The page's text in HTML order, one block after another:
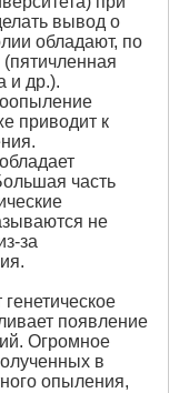
вывод о
обладают, по
и др.).
приводит к
часть
не
за
появление
Огромное
в
опыления,